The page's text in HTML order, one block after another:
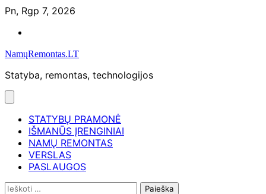
Skip
content
Pn, Rgp 7, 2026
NamųRemontas.LT
Statyba, remontas, technologijos
STATYBŲ PRAMONĖ
IŠMANŪS ĮRENGINIAI
NAMŲ REMONTAS
VERSLAS
PASLAUGOS
Ieškoti: